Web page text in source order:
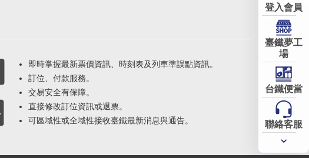
即時掌握最新票價資訊、時刻表及列車準誤點資訊。
訂位、付款服務。
交易安全有保障。
直接修改訂位資訊或退票。
可區域性或全域性接收臺鐵最新消息與通告。
登入會員
臺鐵夢工
場
台鐵便當
聯絡客服
常用